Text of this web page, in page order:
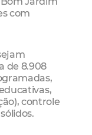
com
de 8.908
controle